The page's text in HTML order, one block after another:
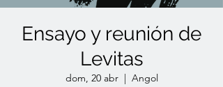
Ensayo y reunión de
Levitas
dom, 20 abr
  |
Angol